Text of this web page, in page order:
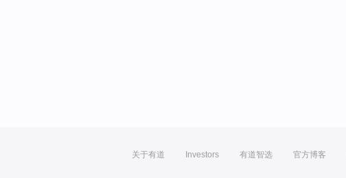
关于有道 Investors 有道智选 官方博客